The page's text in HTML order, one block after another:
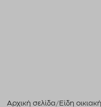
Αρχική σελίδα Είδη